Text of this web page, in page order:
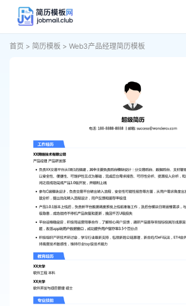
首页 > 简历模板 > Web3产品经理简历模板